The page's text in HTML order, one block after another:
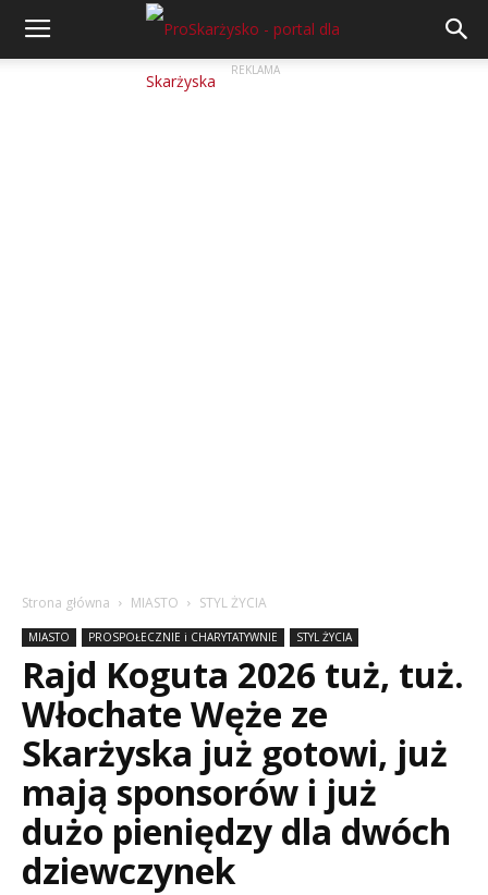
REKLAMA
Strona główna MIASTO STYL ŻYCIA
MIASTO PROSPOŁECZNIE i CHARYTATYWNIE STYL ŻYCIA
Rajd Koguta 2026 tuż, tuż.
Włochate Węże ze
Skarżyska już gotowi, już
mają sponsorów i już
dużo pieniędzy dla dwóch
dziewczynek